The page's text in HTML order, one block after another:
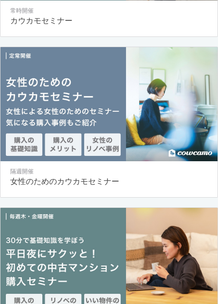
常時開催
カウカモセミナー
隔週開催
女性のためのカウカモセミナー